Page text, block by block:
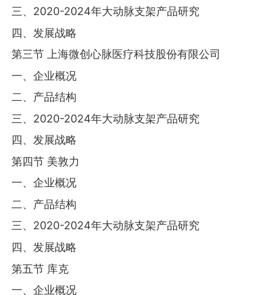
三、2020-2024年大动脉支架产品研究
四、发展战略
第三节 上海微创心脉医疗科技股份有限公司
一、企业概况
二、产品结构
三、2020-2024年大动脉支架产品研究
四、发展战略
第四节 美敦力
一、企业概况
二、产品结构
三、2020-2024年大动脉支架产品研究
四、发展战略
第五节 库克
一、企业概况